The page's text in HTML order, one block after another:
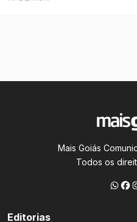
Mais Goiás
Todos os
Editorias